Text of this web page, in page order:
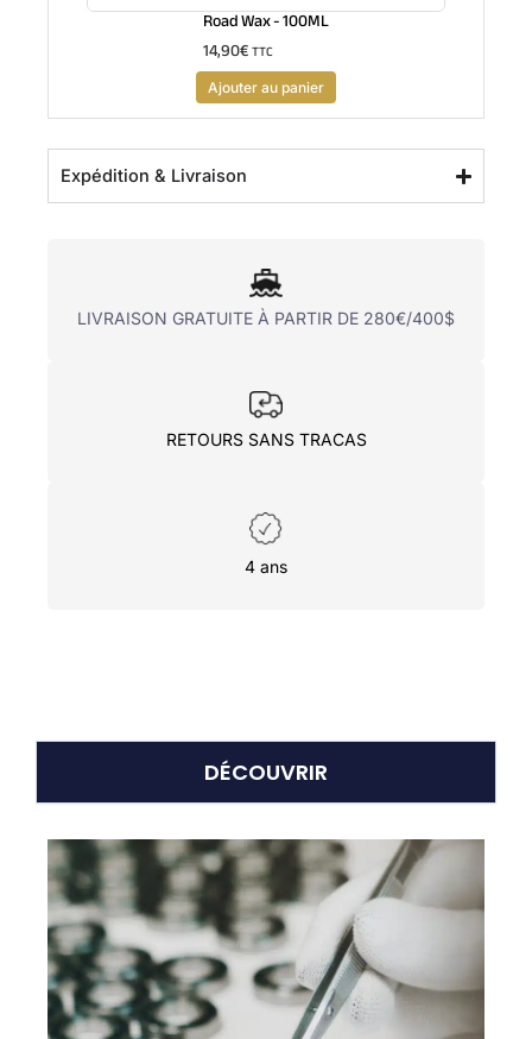
Road Wax - 100ML
14,90€TTC
Ajouter au panier
Expédition & Livraison
LIVRAISON GRATUITE À PARTIR DE 280€/400$
RETOURS SANS TRACAS
4 ans
DÉCOUVRIR